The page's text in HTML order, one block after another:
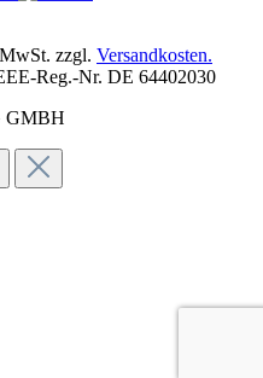
zzgl. Versandkosten.
Reg.-Nr. DE 64402030
GMBH